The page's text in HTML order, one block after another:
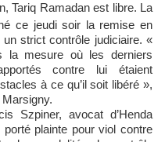
Tariq Ramadan est libre. La
ce jeudi soir la remise en
strict contrôle judiciaire. «
la mesure où les derniers
contre lui étaient
à ce qu’il soit libéré »,
Szpiner, avocat d’Henda
plainte pour viol contre